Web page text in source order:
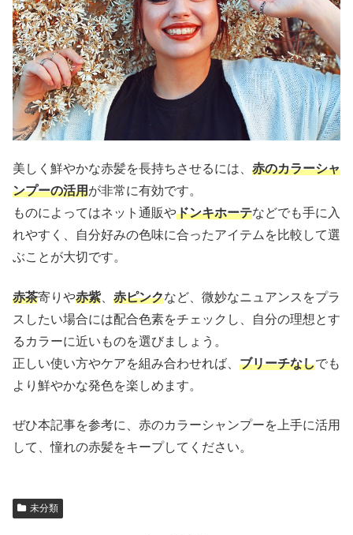
美しく鮮やかな赤髪を長持ちさせるには、 赤のカラーシャ
ンプーの活用が非常に有効です。
ものによってはネット通販やドンキホーテなどでも手に入
れやすく、自分好みの色味に合ったアイテムを比較して選
ぶことが大切です。
赤茶寄りや赤紫 赤ピンクなど、微妙なニュアンスをプラ
スしたい場合には配合色素をチェックし、自分の理想とす
るカラーに近いものを選びましょう。
正しい使い方やケアを組み合わせれば、 ブリーチなしでも
より鮮やかな発色を楽しめます。
ぜひ本記事を参考に、赤のカラーシャンプーを上手に活用
して、憧れの赤髪をキープしてください。
未分類